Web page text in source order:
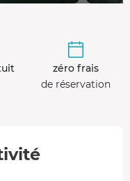
zéro frais
de réservation